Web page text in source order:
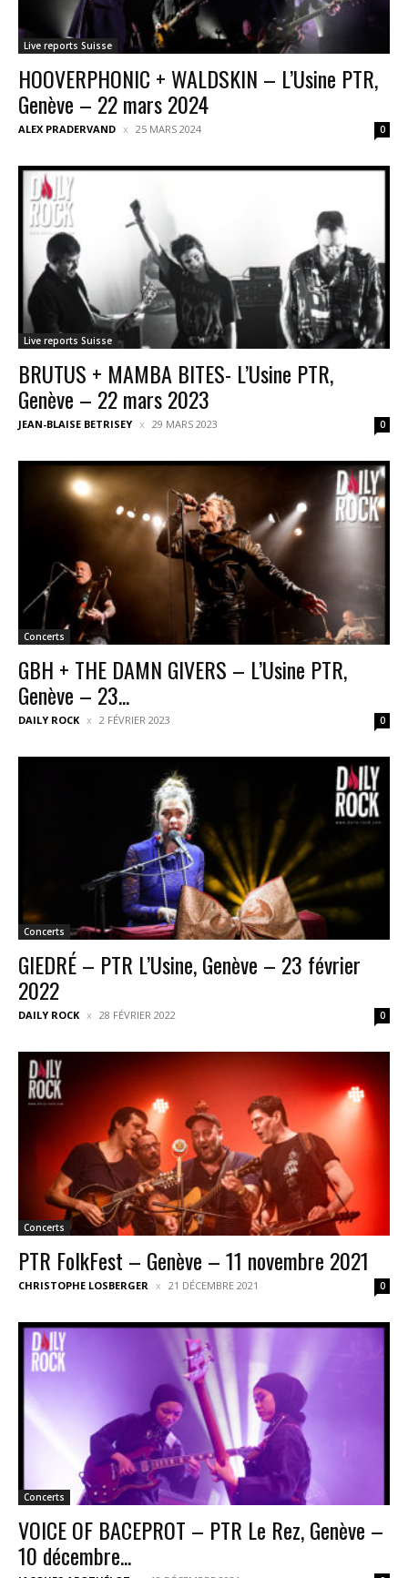
Live reports Suisse
HOOVERPHONIC + WALDSKIN – L’Usine PTR,
Genève – 22 mars 2024
ALEX PRADERVAND 25 MARS 2024 0
Live reports Suisse
BRUTUS + MAMBA BITES- L’Usine PTR,
Genève – 22 mars 2023
JEAN-BLAISE BETRISEY 29 MARS 2023 0
Concerts
GBH + THE DAMN GIVERS – L’Usine PTR,
Genève – 23...
DAILY ROCK 2 FÉVRIER 2023 0
Concerts
GIEDRÉ – PTR L’Usine, Genève – 23 février
2022
DAILY ROCK 28 FÉVRIER 2022 0
Concerts
PTR FolkFest – Genève – 11 novembre 2021
CHRISTOPHE LOSBERGER 21 DÉCEMBRE 2021 0
Concerts
VOICE OF BACEPROT – PTR Le Rez, Genève –
10 décembre...